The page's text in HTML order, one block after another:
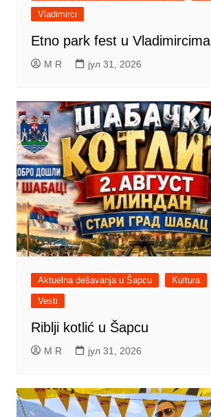
Vladimirci
Etno park fest u Vladimircima
M R јул 31, 2026
Aktuelna dešavanja u Šapcu Kultura
Vesti
Riblji kotlić u Šapcu
M R јул 31, 2026